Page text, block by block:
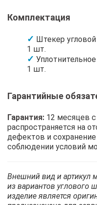
Комплектация
Штекер
1 шт.
1 шт.
Гарантийные
Гарантия: 12 месяцев
распространяется на
дефектов и
соблюдении условий
Внешний вид и артикул
из вариантов углового
изделие является